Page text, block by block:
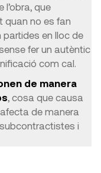
que
quan no es fan
partides en lloc de
fer un autèntic
com cal.
de manera
, cosa que causa
de manera
i